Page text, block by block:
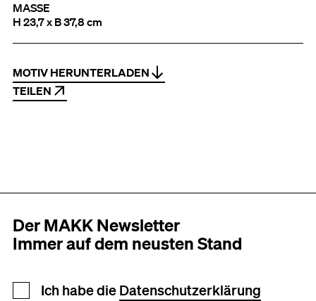
MASSE
H 23,7 x B 37,8 cm
MOTIV HERUNTERLADEN
TEILEN
Der MAKK Newsletter
Immer auf dem neusten Stand
Newsletter Anmeldung
Ich habe die Datenschutzerklärung